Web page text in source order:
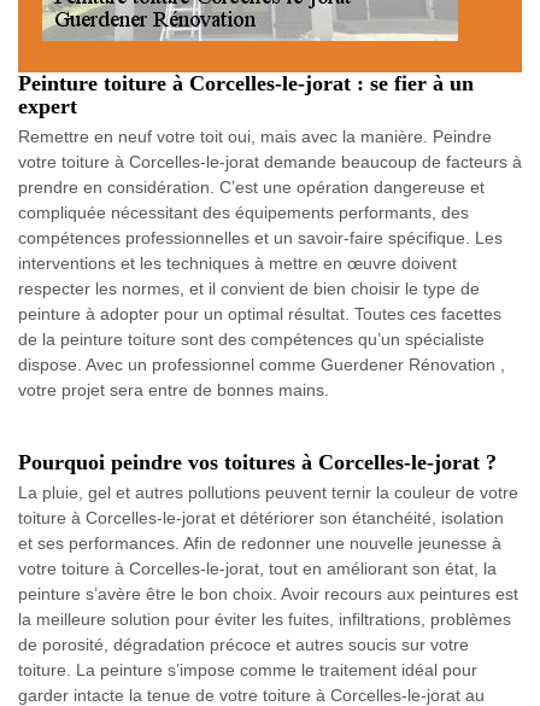
Peinture toiture à Corcelles-le-jorat : se fier à un
expert
Remettre en neuf votre toit oui, mais avec la manière. Peindre
votre toiture à Corcelles-le-jorat demande beaucoup de facteurs à
prendre en considération. C’est une opération dangereuse et
compliquée nécessitant des équipements performants, des
compétences professionnelles et un savoir-faire spécifique. Les
interventions et les techniques à mettre en œuvre doivent
respecter les normes, et il convient de bien choisir le type de
peinture à adopter pour un optimal résultat. Toutes ces facettes
de la peinture toiture sont des compétences qu’un spécialiste
dispose. Avec un professionnel comme Guerdener Rénovation ,
votre projet sera entre de bonnes mains.
Pourquoi peindre vos toitures à Corcelles-le-jorat ?
La pluie, gel et autres pollutions peuvent ternir la couleur de votre
toiture à Corcelles-le-jorat et détériorer son étanchéité, isolation
et ses performances. Afin de redonner une nouvelle jeunesse à
votre toiture à Corcelles-le-jorat, tout en améliorant son état, la
peinture s’avère être le bon choix. Avoir recours aux peintures est
la meilleure solution pour éviter les fuites, infiltrations, problèmes
de porosité, dégradation précoce et autres soucis sur votre
toiture. La peinture s’impose comme le traitement idéal pour
garder intacte la tenue de votre toiture à Corcelles-le-jorat au